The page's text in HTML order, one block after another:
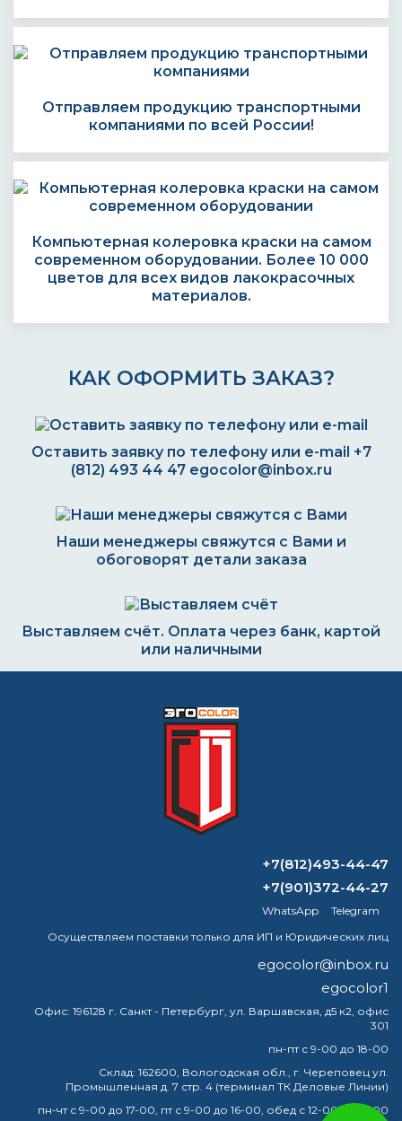
Отправляем продукцию транспортными
компаниями по всей России!
Компьютерная колеровка краски на самом
современном оборудовании. Более 10 000
цветов для всех видов лакокрасочных
материалов.
КАК ОФОРМИТЬ ЗАКАЗ?
Оставить заявку по телефону или e-mail +7
(812) 493 44 47 egocolor@inbox.ru
Наши менеджеры свяжутся с Вами и
обоговорят детали заказа
Выставляем счёт. Оплата через банк, картой
или наличными
Формируем заказ и отправляем транспортной
компанией
ВОПРОС-ОТВЕТ
Как убрать запах краски после
Чем заменить ортоксилол?
Какой материал лучше всего подходит
для газовой плиты?
+7(812)493-44-47
+7(901)372-44-27
WhatsApp
Telegram
Осуществляем поставки только для ИП и Юридических лиц
egocolor@inbox.ru
egocolor1
Офис: 196128 г. Санкт - Петербург, ул. Варшавская, д5 к2, офис
301
пн-пт с 9-00 до 18-00
Склад: 162600, Вологодская обл., г. Череповец ул.
Промышленная д. 7 стр. 4 (терминал ТК Деловые Линии)
пн-чт с 9-00 до 17-00, пт с 9-00 до 16-00, обед с 12-00 до 13-00